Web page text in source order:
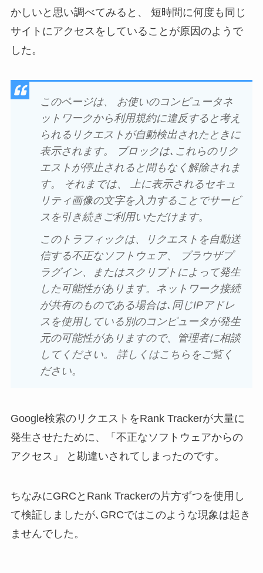
かしいと思い調べてみると、 短時間に何度も同じ
サイトにアクセスをしていることが原因のようで
した。
このページは、 お使いのコンピュータネ
ットワークから利用規約に違反すると考え
られるリクエストが自動検出されたときに
表示されます。 ブロックは､これらのリク
エストが停止されると間もなく解除されま
す。 それまでは、 上に表示されるセキュ
リティ画像の文字を入力することでサービ
スを引き続きご利用いただけます。
このトラフィックは、リクエストを自動送
信する不正なソフトウェア、 ブラウザプ
ラグイン、またはスクリプトによって発生
した可能性があります。ネットワーク接続
が共有のものである場合は､同じIPアドレ
スを使用している別のコンピュータが発生
元の可能性がありますので、管理者に相談
してください。 詳しくはこちらをご覧く
ださい。
Google検索のリクエストをRank Trackerが大量に
発生させたために、「不正なソフトウェアからの
アクセス」 と勘違いされてしまったのです。
ちなみにGRCとRank Trackerの片方ずつを使用し
て検証しましたが､GRCではこのような現象は起き
ませんでした。